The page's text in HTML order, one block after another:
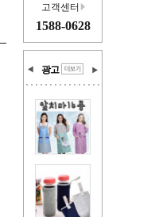
고객센터
1588-0628
광고